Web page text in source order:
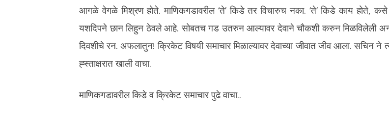
आगळे वेगळे मिश्रण होते. माणिकगडावरील ‘ते’ किडे तर विचारुच नका. ‘ते’ किडे काय होते,
यशदिपने छान लिहुन ठेवले आहे. सोबतच गड उतरुन आल्यावर देवाने चौकशी करुन मिळविलेली
दिवशीचे रन. अफलातुन! क्रिकेट विषयी समाचार मिळाल्यावर देवाच्या जीवात जीव आला. सचिन ने
ह्स्ताक्षरात खाली वाचा.
माणिकगडावरील किडे व क्रिकेट समाचार पुढे वाचा..